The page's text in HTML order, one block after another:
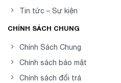
Tin tức – Sự kiện
CHÍNH SÁCH CHUNG
Chính Sách Chung
Chính sách bảo mật
Chính sách đổi trả